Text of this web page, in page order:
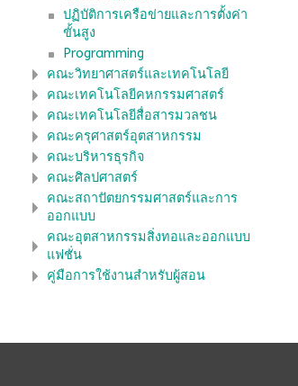
ปฏิบัติการเครือข่ายและการตั้งค่า
ขั้นสูง
Programming
คณะวิทยาศาสตร์และเทคโนโลยี
คณะเทคโนโลยีคหกรรมศาสตร์
คณะเทคโนโลยีสื่อสารมวลชน
คณะครุศาสตร์อุตสาหกรรม
คณะบริหารธุรกิจ
คณะศิลปศาสตร์
คณะสถาปัตยกรรมศาสตร์และการ
ออกแบบ
คณะอุตสาหกรรมสิ่งทอและออกแบบ
แฟชั่น
คู่มือการใช้งานสำหรับผู้สอน